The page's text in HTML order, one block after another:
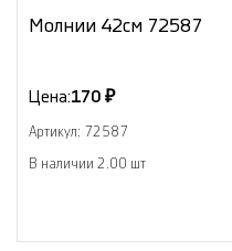
Молнии 42см 72587
Цена:170 ₽
Артикул: 72587
В наличии 2.00 шт